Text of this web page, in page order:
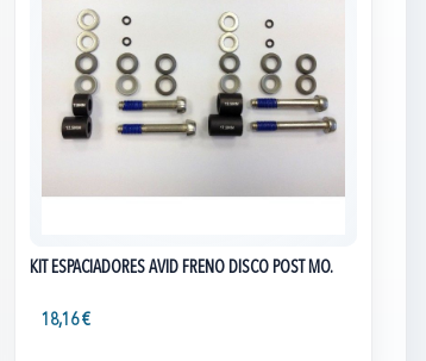
KIT ESPACIADORES AVID FRENO DISCO POST MO.
18,16 €